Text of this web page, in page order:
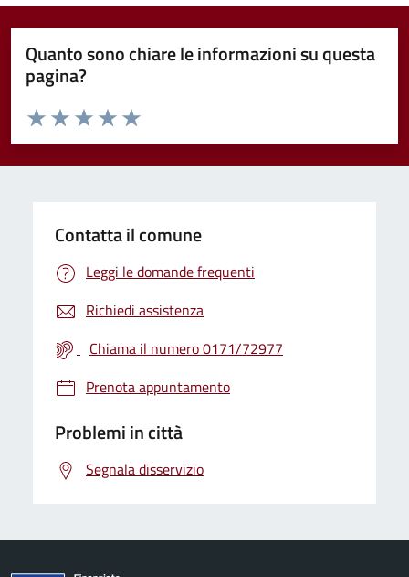
Quanto sono chiare le informazioni su questa
pagina?
Valuta da 1 a 5 stelle la pagina
Valuta 5 stelle su 5
Valuta 4 stelle su 5
Valuta 3 stelle su 5
Valuta 2 stelle su 5
Valuta 1 stelle su 5
Contatta il comune
Leggi le domande frequenti
Richiedi assistenza
Chiama il numero 0171/72977
Prenota appuntamento
Problemi in città
Segnala disservizio